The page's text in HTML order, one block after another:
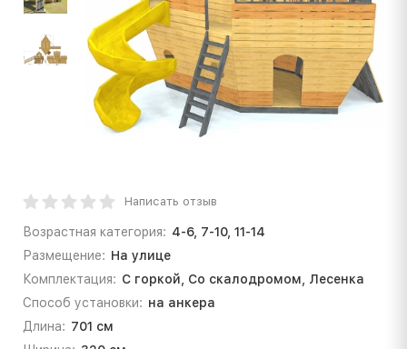
Написать отзыв
Возрастная категория: 4-6, 7-10, 11-14
Размещение: На улице
Комплектация: С горкой, Со скалодромом, Лесенка
Способ установки: на анкера
Длина: 701 см